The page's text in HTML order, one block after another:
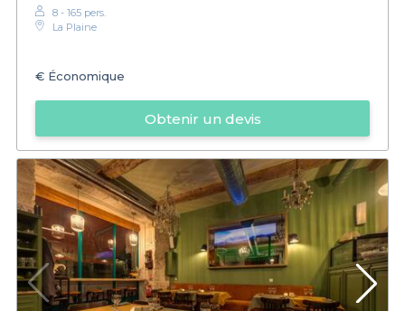
8 - 165 pers.
La Plaine
€ Économique
Obtenir un devis